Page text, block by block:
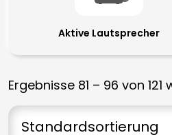
Aktive Lautsprecher
Ergebnisse 81 – 96 von